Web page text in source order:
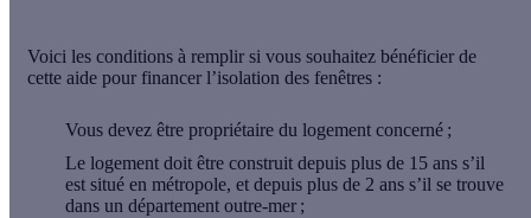
Voici les conditions à remplir si vous souhaitez bénéficier de
cette aide pour financer l’isolation des fenêtres :
Vous devez être propriétaire du logement concerné ;
Le logement doit être construit depuis plus de 15 ans s’il
est situé en métropole, et depuis plus de 2 ans s’il se trouve
dans un département outre-mer ;